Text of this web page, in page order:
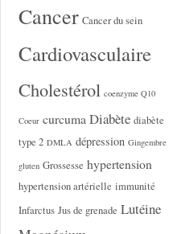
Cancer Cancer du sein
Cardiovasculaire
Cholestérol coenzyme Q10
Coeur curcuma Diabète diabète
type 2 DMLA dépression Gingembre
gluten Grossesse hypertension
hypertension artérielle immunité
Infarctus Jus de grenade Lutéine